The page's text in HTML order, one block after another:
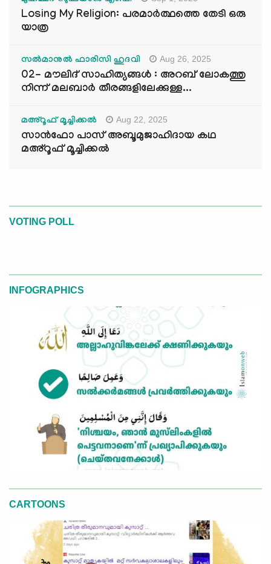
Losing My Religion: പരമാർത്ഥത്തെ തേടി ഒരു
യാത്ര
സൽമാനുൽ ഫാരിസി ഹുദവി Aug 26, 2025
02- മൗലിദ് സാഹിത്യങ്ങൾ : അറബ് ലോകത്തു
നിന്ന് മലബാർ തീരങ്ങളിലേക്കുള്ള...
മഅ്റൂഫ് മൂച്ചിക്കല്‍ Aug 22, 2025
സാൻഫോ പാസ് അബൂമുജാഹിദായ കഥ
മഅ്റൂഫ് മൂച്ചിക്കല്‍
VOTING POLL
INFOGRAPHICS
CARTOONS